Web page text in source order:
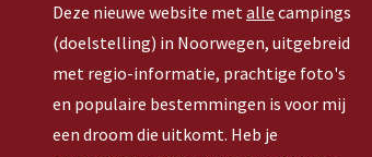
Deze nieuwe website met alle campings
(doelstelling) in Noorwegen, uitgebreid
met regio-informatie, prachtige foto's
en populaire bestemmingen is voor mij
een droom die uitkomt. Heb je